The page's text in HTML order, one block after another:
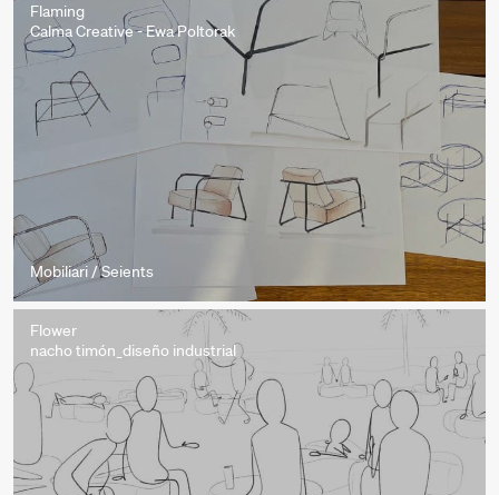
Flaming
Calma Creative - Ewa Poltorak
Mobiliari / Seients
Flower
nacho timón_diseño industrial